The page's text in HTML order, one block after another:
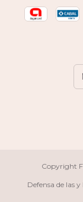
Copyright
Defensa de las